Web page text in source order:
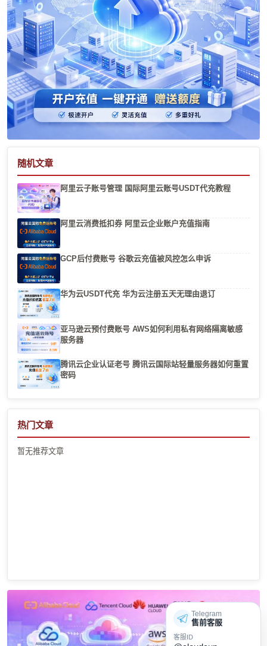
随机文章
阿里云子账号管理 国际阿里云账号USDT代充教程
阿里云消费抵扣券 阿里云企业账户充值指南
GCP后付费账号 谷歌云充值被风控怎么申诉
华为云USDT代充 华为云注册五天无理由退订
亚马逊云预付费账号 AWS如何利用私有网络隔离敏感
服务器
腾讯云企业认证老号 腾讯云国际站轻量服务器如何重置
密码
热门文章
暂无推荐文章
Telegram
售前客服
客服ID